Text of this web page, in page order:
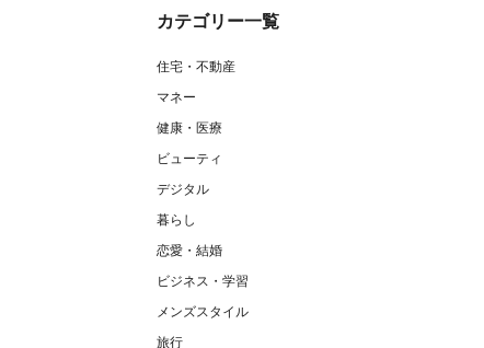
カテゴリー一覧
住宅・不動産
マネー
健康・医療
ビューティ
デジタル
暮らし
恋愛・結婚
ビジネス・学習
メンズスタイル
旅行